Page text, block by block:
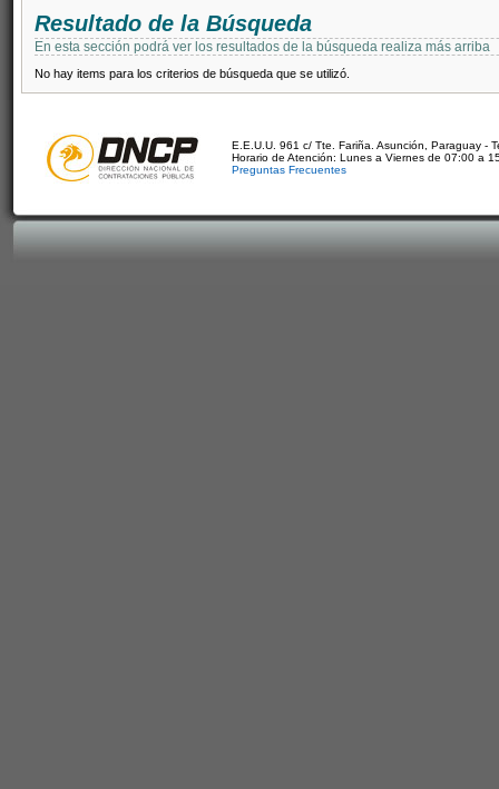
Resultado de la Búsqueda
En esta sección podrá ver los resultados de la búsqueda realiza más arriba
No hay items para los criterios de búsqueda que se utilizó.
E.E.U.U. 961 c/ Tte. Fariña. Asunción, Paraguay -
Horario de Atención: Lunes a Viernes de 07:00 a
Preguntas Frecuentes